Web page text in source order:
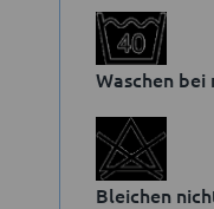
Waschen bei
Bleichen